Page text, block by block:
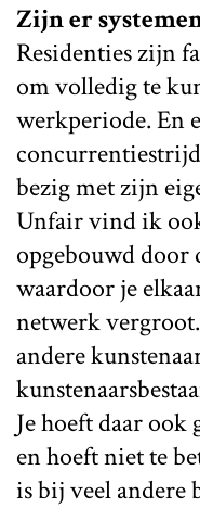
Zijn er
Residenties zijn
om volledig te
werkperiode. En
bezig met zijn
Unfair vind ik
opgebouwd door
waardoor je
netwerk
andere
Je hoeft daar ook
en hoeft niet te
is bij veel andere